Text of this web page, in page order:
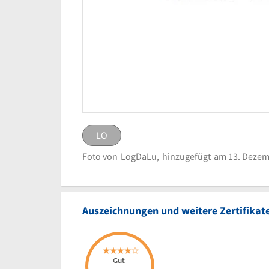
Logo Holland-Merten
LO
eingestellt vonLogDaLu
LO
Foto von LogDaLu, hinzugefügt am 13.
Auszeichnungen und weitere